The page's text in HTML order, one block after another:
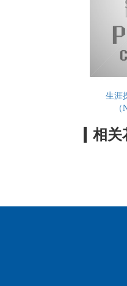
生涯
相关